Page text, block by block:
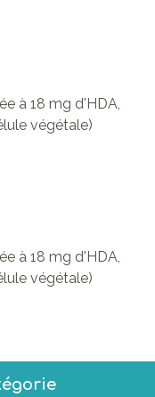
à 18 mg d'HDA,
végétale)
à 18 mg d'HDA,
végétale)